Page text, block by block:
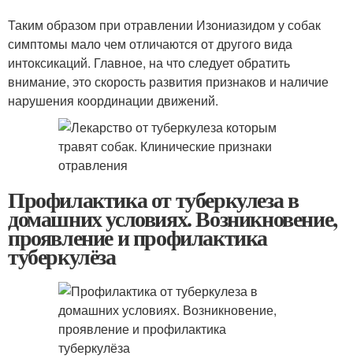
Таким образом при отравлении Изониазидом у собак
симптомы мало чем отличаются от другого вида
интоксикаций. Главное, на что следует обратить
внимание, это скорость развития признаков и наличие
нарушения координации движений.
Профилактика от туберкулеза в
домашних условиях. Возникновение,
проявление и профилактика
туберкулёза